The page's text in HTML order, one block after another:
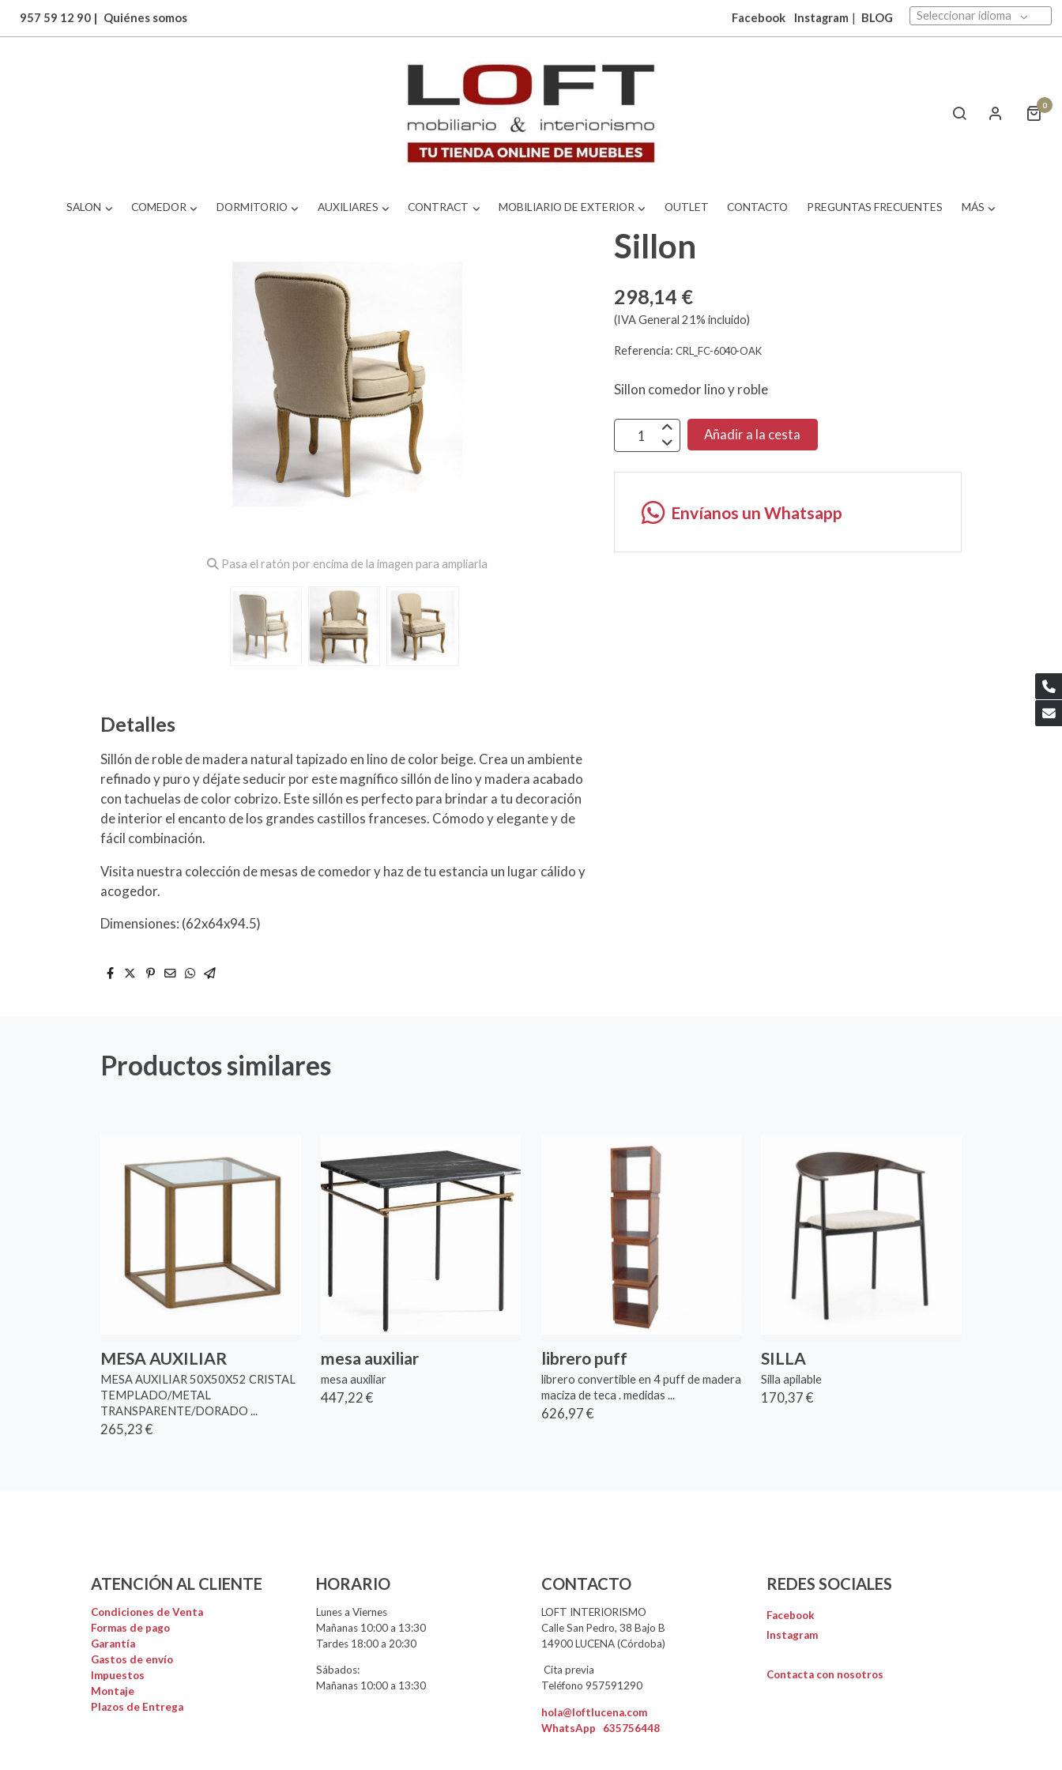
957 59 12 90 | Quiénes somos Facebook Instagram | BLOG Seleccionar idioma
0
SALON COMEDOR DORMITORIO AUXILIARES CONTRACT MOBILIARIO DE EXTERIOR OUTLET CONTACTO PREGUNTAS FRECUENTES MÁS
Pasa el ratón por encima de la imagen para ampliarla
Detalles
Sillón de roble de madera natural tapizado en lino de color beige. Crea un ambiente
refinado y puro y déjate seducir por este magnífico sillón de lino y madera acabado
con tachuelas de color cobrizo. Este sillón es perfecto para brindar a tu decoración
de interior el encanto de los grandes castillos franceses. Cómodo y elegante y de
fácil combinación.
Visita nuestra colección de mesas de comedor y haz de tu estancia un lugar cálido y
acogedor.
Dimensiones: (62x64x94.5)
Sillon
298,14 €
(IVA General 21% incluido)
Referencia:CRL_FC-6040-OAK
Sillon comedor lino y roble
Añadir a la cesta
Envíanos un Whatsapp
Productos similares
MESA AUXILIAR
MESA AUXILIAR 50X50X52 CRISTAL
TEMPLADO/METAL
TRANSPARENTE/DORADO ...
265,23 €
mesa auxiliar
mesa auxiliar
447,22 €
librero puff
librero convertible en 4 puff de madera
maciza de teca . medidas ...
626,97 €
SILLA
Silla apilable
170,37 €
ATENCIÓN AL CLIENTE
Condiciones de Venta
Formas de pago
Garantía
Gastos de envío
Impuestos
Montaje
Plazos de Entrega
HORARIO
Lunes a Viernes
Mañanas 10:00 a 13:30
Tardes 18:00 a 20:30
Sábados:
Mañanas 10:00 a 13:30
CONTACTO
LOFT INTERIORISMO
Calle San Pedro, 38 Bajo B
14900 LUCENA (Córdoba)
Cita previa
Teléfono 957591290
hola@loftlucena.com
WhatsApp 635756448
REDES SOCIALES
Facebook
Instagram
Contacta con nosotros